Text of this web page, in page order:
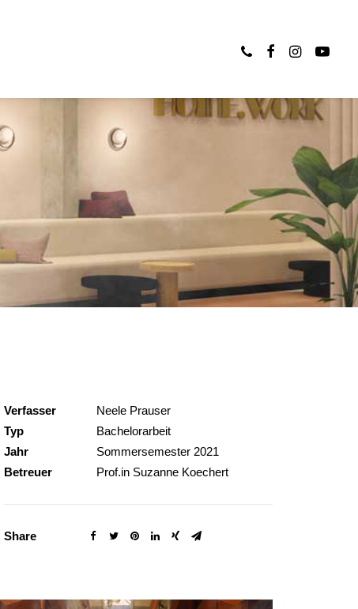
Verfasser
Neele Prauser
Typ
Bachelorarbeit
Jahr
Sommersemester 2021
Betreuer
Prof.in Suzanne Koechert
Share